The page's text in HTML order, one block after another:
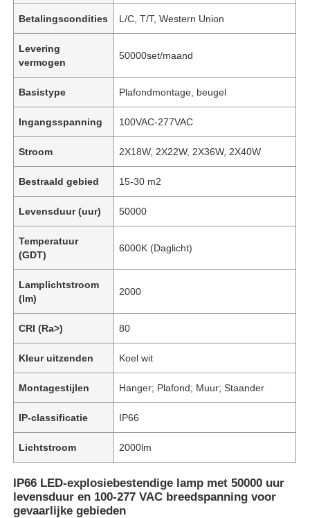
Betalingscondities L/C, T/T, Western Union
Levering
vermogen
50000set/maand
Basistype Plafondmontage, beugel
Ingangsspanning 100VAC-277VAC
Stroom 2X18W, 2X22W, 2X36W, 2X40W
Bestraald gebied 15-30 m2
Levensduur (uur) 50000
Temperatuur
(GDT)
6000K (Daglicht)
Lamplichtstroom
(lm)
2000
CRI (Ra>) 80
Kleur uitzenden Koel wit
Montagestijlen Hanger; Plafond; Muur; Staander
IP-classificatie IP66
Lichtstroom 2000lm
IP66 LED-explosiebestendige lamp met 50000 uur
levensduur en 100-277 VAC breedspanning voor
gevaarlijke gebieden